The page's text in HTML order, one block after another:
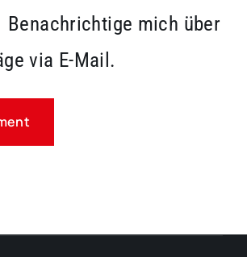
Benachrichtige mich über
via E-Mail.